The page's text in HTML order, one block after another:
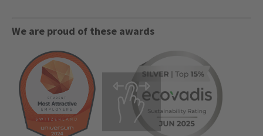
We are proud of these awards